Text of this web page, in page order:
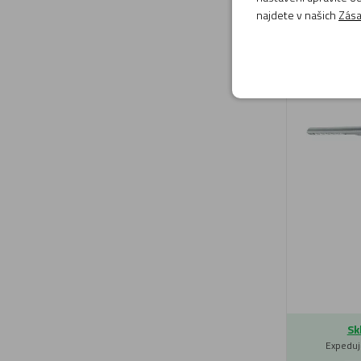
Lampička
najdete v našich